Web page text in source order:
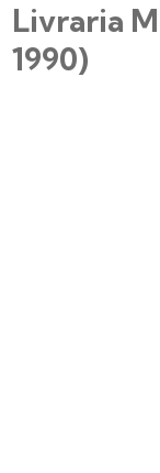
Livraria
1990)